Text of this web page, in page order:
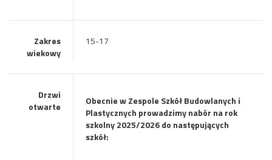
Zakres
wiekowy
15-17
Drzwi
otwarte
Obecnie w Zespole Szkół Budowlanych i
Plastycznych prowadzimy nabór na rok
szkolny 2025/2026 do następujących
szkół: